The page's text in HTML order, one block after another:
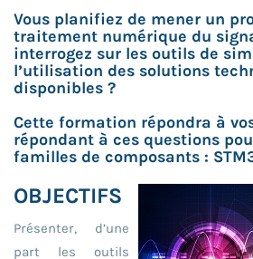
Vous planifiez de mener un
traitement numérique du
interrogez sur les outils de
l’utilisation des solutions
disponibles ?
Cette formation répondra à
répondant à ces questions
familles de composants :
OBJECTIFS
Présenter, d’une
part les outils